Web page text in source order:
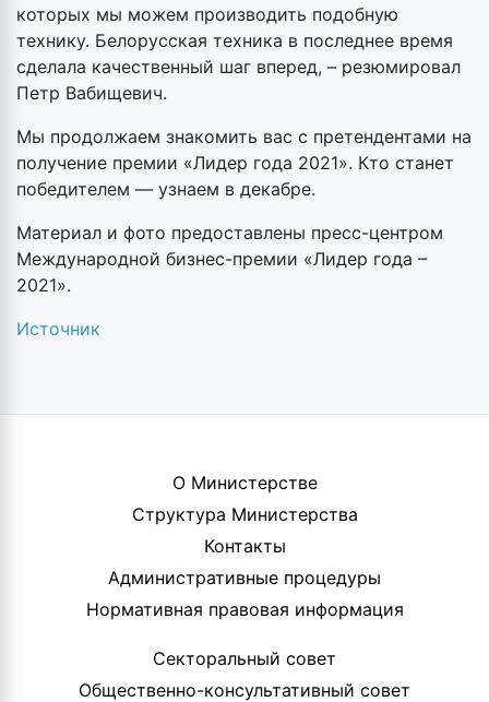
которых мы можем производить подобную
технику. Белорусская техника в последнее время
сделала качественный шаг вперед, – резюмировал
Петр Вабищевич.
Мы продолжаем знакомить вас с претендентами на
получение премии «Лидер года 2021». Кто станет
победителем — узнаем в декабре.
Материал и фото предоставлены пресс-центром
Международной бизнес-премии «Лидер года –
2021».
Источник
О Министерстве
Структура Министерства
Контакты
Административные процедуры
Нормативная правовая информация
Секторальный совет
Общественно-консультативный совет